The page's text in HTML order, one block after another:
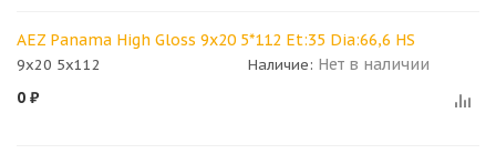
AEZ Panama High Gloss 9x20 5*112 Et:35 Dia:66,6 HS
9x20 5x112 Наличие: Нет в наличии
0 ₽